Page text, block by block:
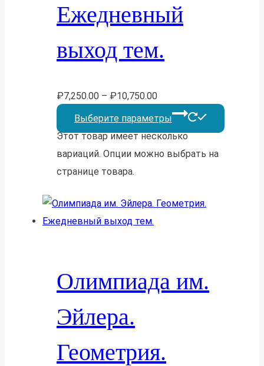
Ежедневный
выход тем.
₽7,250.00 – ₽10,750.00
Выберите параметры
Этот товар имеет несколько
вариаций. Опции можно выбрать на
странице товара.
Олимпиада им.
Эйлера.
Геометрия.